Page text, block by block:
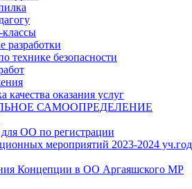
разработки
технике безопасности
качества оказания услуг
САМООПРЕДЕЛЕНИЕ
ОО по регистрации
мероприятий 2023-2024 уч.год
Концепции в ОО Аргаяшского МР